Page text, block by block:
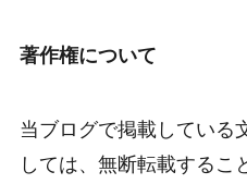
著作権について
当ブログで掲載している
しては、無断転載するこ